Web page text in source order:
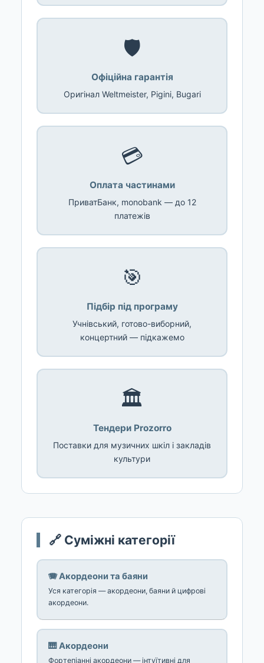
🛡️
Офіційна гарантія
Оригінал Weltmeister, Pigini, Bugari
💳
Оплата частинами
ПриватБанк, monobank — до 12
платежів
🎯
Підбір під програму
Учнівський, готово-виборний,
концертний — підкажемо
🏛️
Тендери Prozorro
Поставки для музичних шкіл і закладів
культури
🔗 Суміжні категорії
🪗 Акордеони та баяни
Уся категорія — акордеони, баяни й цифрові
акордеони.
🎹 Акордеони
Фортепіанні акордеони — інтуїтивні для